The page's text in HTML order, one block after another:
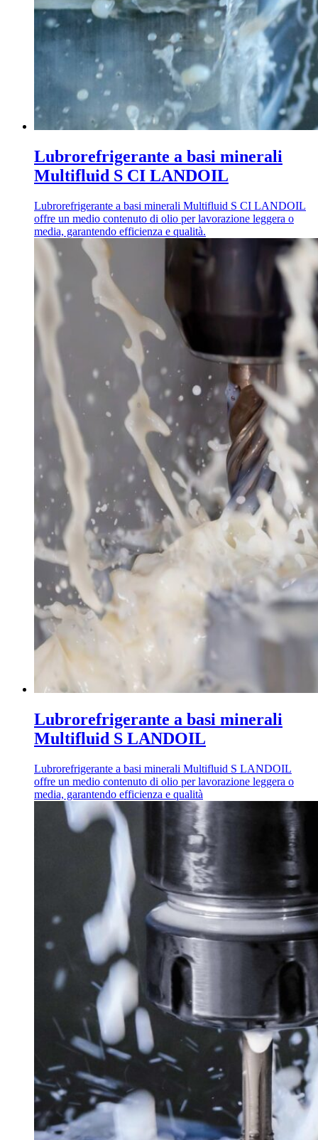
Lubrorefrigerante a basi minerali
Multifluid S CI LANDOIL
Lubrorefrigerante a basi minerali Multifluid S CI LANDOIL
offre un medio contenuto di olio per lavorazione leggera o
media, garantendo efficienza e qualità.
Lubrorefrigerante a basi minerali
Multifluid S LANDOIL
Lubrorefrigerante a basi minerali Multifluid S LANDOIL
offre un medio contenuto di olio per lavorazione leggera o
media, garantendo efficienza e qualità